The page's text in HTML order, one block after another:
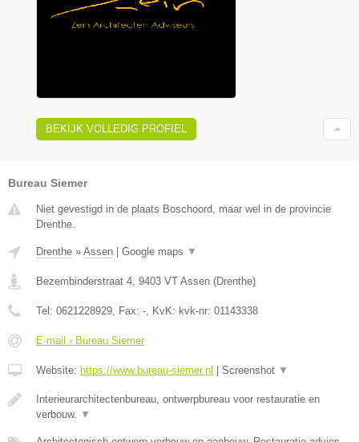
BEKIJK VOLLEDIG PROFIEL
Bureau Siemer
Niet gevestigd in de plaats Boschoord, maar wel in de provincie
Drenthe.
Drenthe » Assen Google maps ▼
Bezembinderstraat 4, 9403 VT Assen (Drenthe)
Tel: 0621228929, Fax: -, KvK: kvk-nr: 01143338
E-mail › Bureau Siemer
Website: https://www.bureau-siemer.nl Screenshot ▼
Interieurarchitectenbureau, ontwerpbureau voor restauratie en
verbouw. ▼